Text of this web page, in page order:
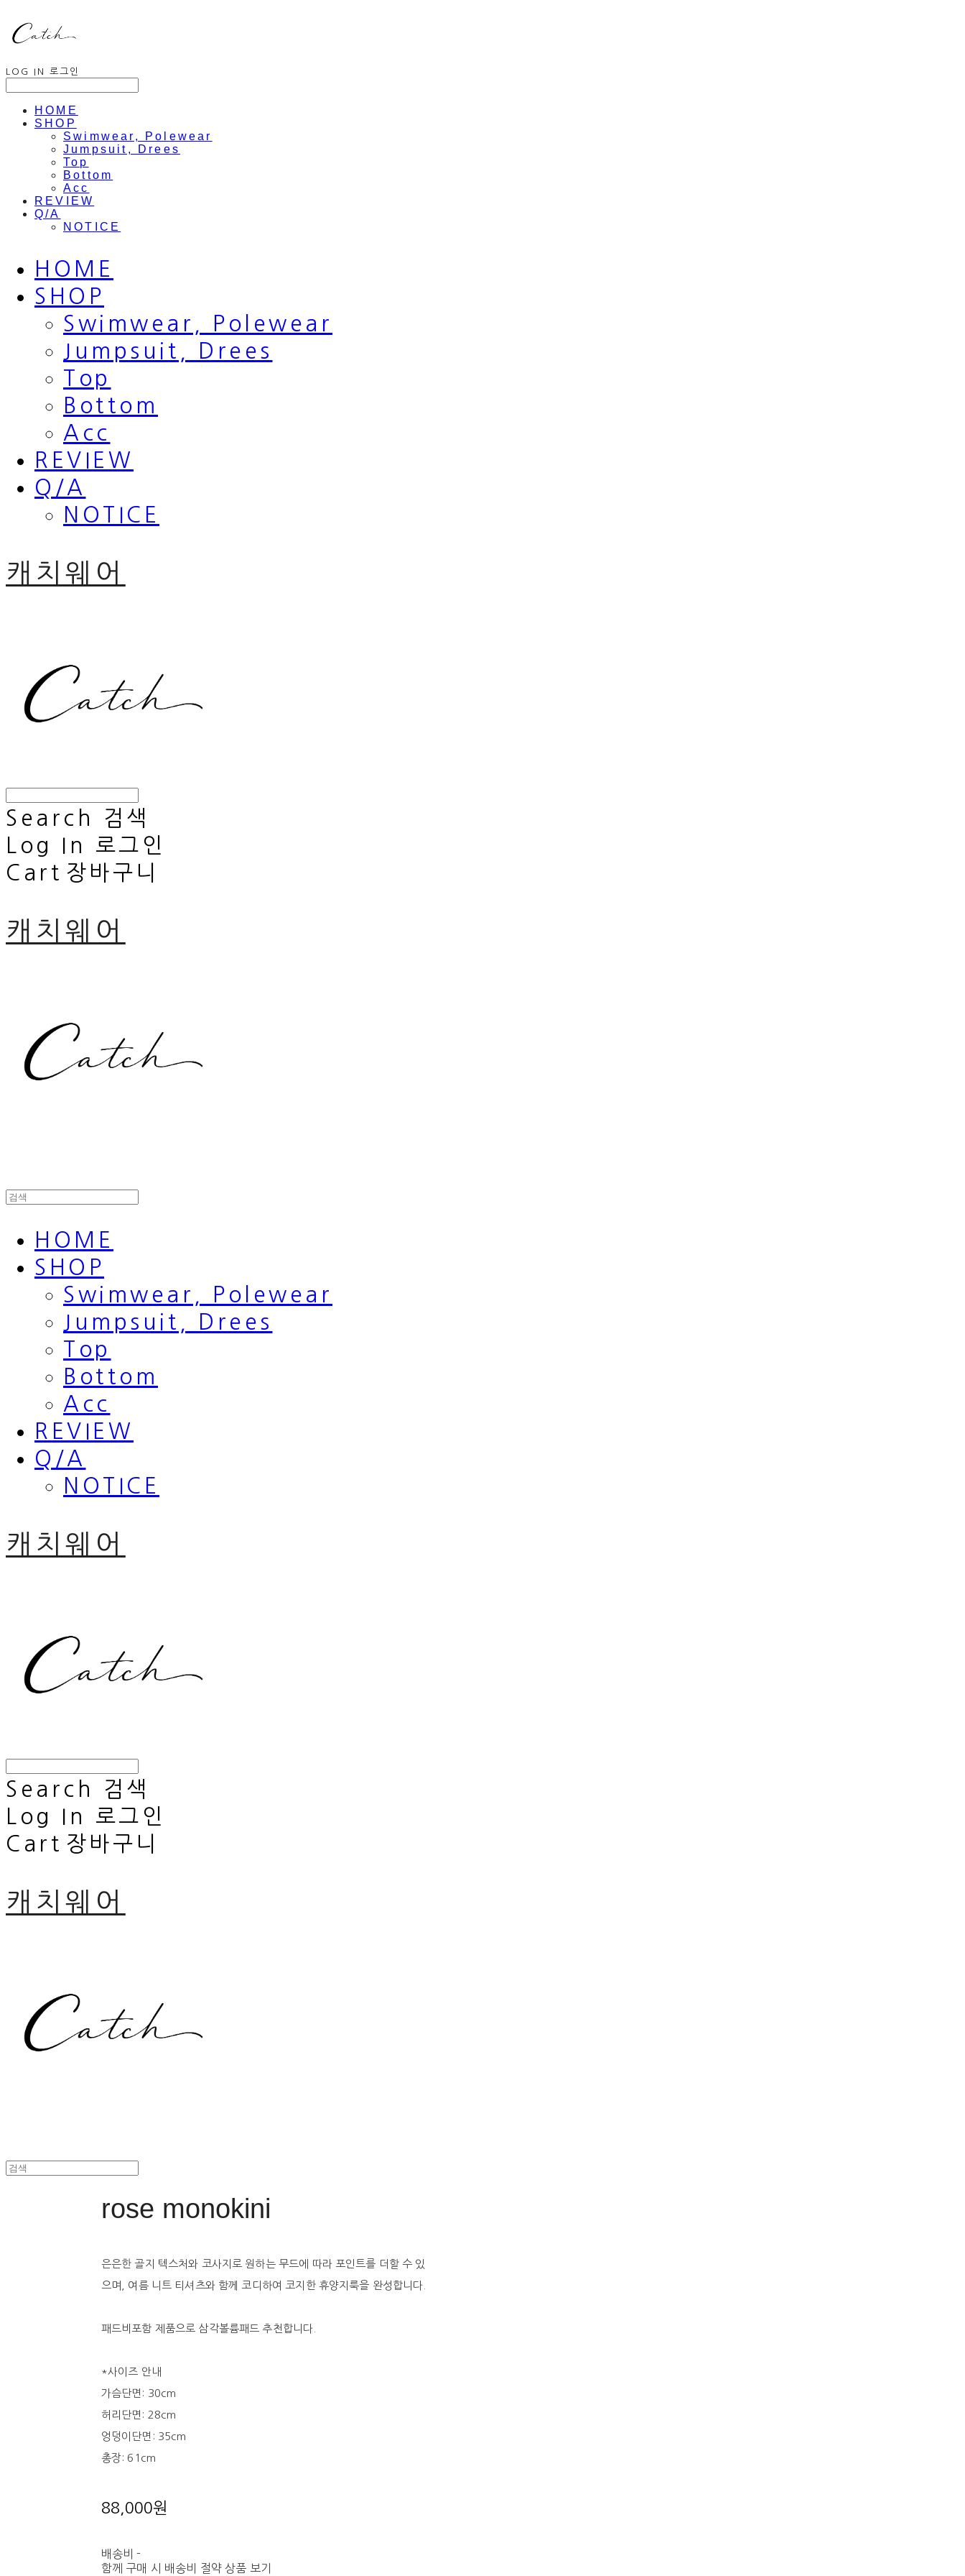
LOG IN 로그인
HOME
SHOP
Swimwear, Polewear
Jumpsuit, Drees
Top
Bottom
Acc
REVIEW
Q/A
NOTICE
HOME
SHOP
Swimwear, Polewear
Jumpsuit, Drees
Top
Bottom
Acc
REVIEW
Q/A
NOTICE
캐치웨어
Search
검색
Log In
로그인
Cart 장바구니
캐치웨어
HOME
SHOP
Swimwear, Polewear
Jumpsuit, Drees
Top
Bottom
Acc
REVIEW
Q/A
NOTICE
캐치웨어
Search
검색
Log In
로그인
Cart 장바구니
캐치웨어
rose monokini
은은한 골지 텍스처와 코사지로 원하는 무드에 따라 포인트를 더할 수 있
으며, 여름 니트 티셔츠와 함께 코디하여 코지한 휴양지룩을 완성합니다.
패드비포함 제품으로 삼각볼륨패드 추천합니다.
*사이즈 안내
가슴단면: 30cm
허리단면: 28cm
엉덩이단면: 35cm
총장: 61cm
88,000원
배송비 -
함께 구매 시 배송비 절약 상품 보기